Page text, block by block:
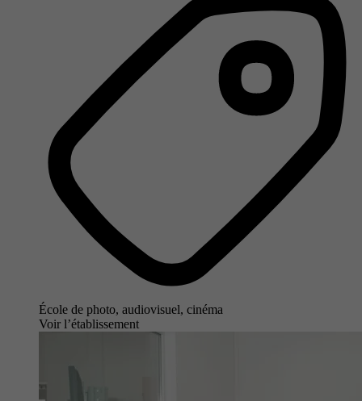
École de photo, audiovisuel, cinéma
Voir l’établissement